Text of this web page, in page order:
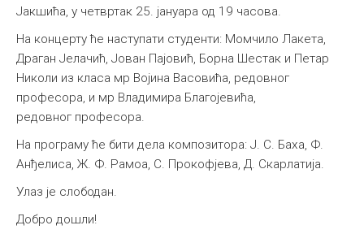
Јакшића, у четвртак 25. јануара од 19 часова.
На концерту ће наступати студенти: Момчило Лакета,
Драган Јелачић, Јован Пајовић, Борна Шестак и Петар
Николи из класа мр Војина Васовића, редовног
професора, и мр Владимира Благојевића,
редовног професора.
На програму ће бити дела композитора: Ј. С. Баха, Ф.
Анђелиса, Ж. Ф. Рамоа, С. Прокофјева, Д. Скарлатија.
Улаз је слободан.
Добро дошли!